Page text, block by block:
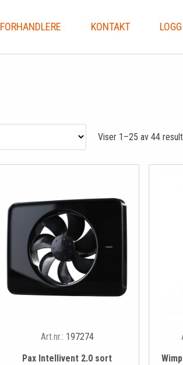
FORHANDLERE KONTAKT
Viser 1–25 av 44
Art.nr.: 197274
Pax Intellivent 2.0 sort